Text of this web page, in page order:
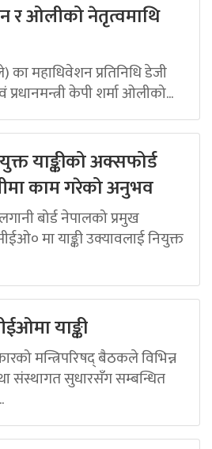
र ओलीको नेतृत्वमाथि
महाधिवेशन प्रतिनिधि डेजी
प्रधानमन्त्री केपी शर्मा ओलीको...
याङ्कीको अक्सफोर्ड
काम गरेको अनुभव
बोर्ड नेपालको प्रमुख
मा याङ्की उक्यावलाई नियुक्त
याङ्की
मन्त्रिपरिषद् बैठकले विभिन्न
संस्थागत सुधारसँग सम्बन्धित